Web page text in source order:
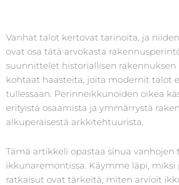
Vanhat talot kertovat tarinoita, ja
ovat osa tätä arvokasta
suunnittelet historiallisen rakennuksen
kohtaat haasteita, joita modernit talot
tullessaan. Perinneikkunoiden oikea
erityistä osaamista ja ymmärrystä
alkuperäisestä arkkitehtuurista.
Tämä artikkeli opastaa sinua vanhojen
ikkunaremontissa. Käymme läpi, miksi
ratkaisut ovat tärkeitä, miten arvioit